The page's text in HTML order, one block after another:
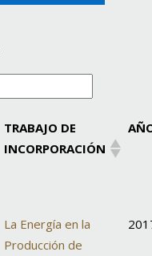
TRABAJO DE
INCORPORACIÓN
La Energía en la
Producción de